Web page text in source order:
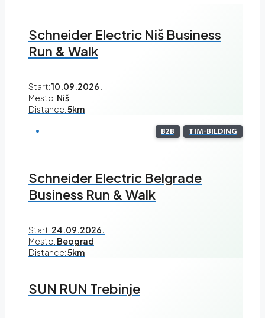
Schneider Electric Niš Business
Run & Walk
Start:10.09.2026.
Mesto: Niš
Distance:5km
B2B TIM-BILDING
Schneider Electric Belgrade
Business Run & Walk
Start: 24.09.2026.
Mesto: Beograd
Distance:5km
SUN RUN Trebinje